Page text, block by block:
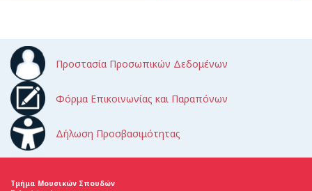
Προστασία Προσωπικών Δεδομένων
Φόρμα Επικοινωνίας και Παραπόνων
Δήλωση Προσβασιμότητας
Τμήμα Μουσικών Σπουδών